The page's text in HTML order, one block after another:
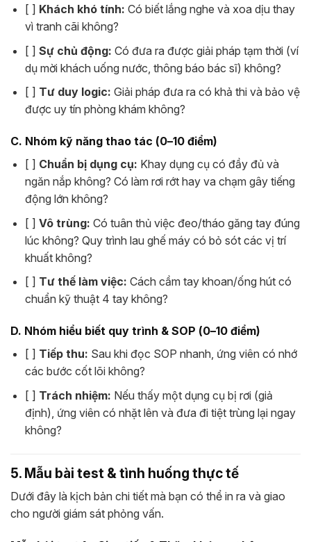
[ ] Khách khó tính: Có biết lắng nghe và xoa dịu thay
vì tranh cãi không?
[ ] Sự chủ động: Có đưa ra được giải pháp tạm thời (ví
dụ mời khách uống nước, thông báo bác sĩ) không?
[ ] Tư duy logic: Giải pháp đưa ra có khả thi và bảo vệ
được uy tín phòng khám không?
C. Nhóm kỹ năng thao tác (0–10 điểm)
[ ] Chuẩn bị dụng cụ: Khay dụng cụ có đầy đủ và
ngăn nắp không? Có làm rơi rớt hay va chạm gây tiếng
động lớn không?
[ ] Vô trùng: Có tuân thủ việc đeo/tháo găng tay đúng
lúc không? Quy trình lau ghế máy có bỏ sót các vị trí
khuất không?
[ ] Tư thế làm việc: Cách cầm tay khoan/ống hút có
chuẩn kỹ thuật 4 tay không?
D. Nhóm hiểu biết quy trình & SOP (0–10 điểm)
[ ] Tiếp thu: Sau khi đọc SOP nhanh, ứng viên có nhớ
các bước cốt lõi không?
[ ] Trách nhiệm: Nếu thấy một dụng cụ bị rơi (giả
định), ứng viên có nhặt lên và đưa đi tiệt trùng lại ngay
không?
5. Mẫu bài test & tình huống thực tế
Dưới đây là kịch bản chi tiết mà bạn có thể in ra và giao
cho người giám sát phỏng vấn.